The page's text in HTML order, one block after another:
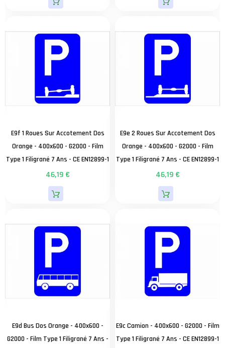
E9f 1 Roues Sur Accotement Dos
Orange - 400x600 - G2000 - Film
Type 1 Filigrané 7 Ans - CE EN12899-1
46,19 €
E9e 2 Roues Sur Accotement Dos
Orange - 400x600 - G2000 - Film
Type 1 Filigrané 7 Ans - CE EN12899-1
46,19 €
E9d Bus Dos Orange - 400x600 -
G2000 - Film Type 1 Filigrané 7 Ans -
E9c Camion - 400x600 - G2000 - Film
Type 1 Filigrané 7 Ans - CE EN12899-1